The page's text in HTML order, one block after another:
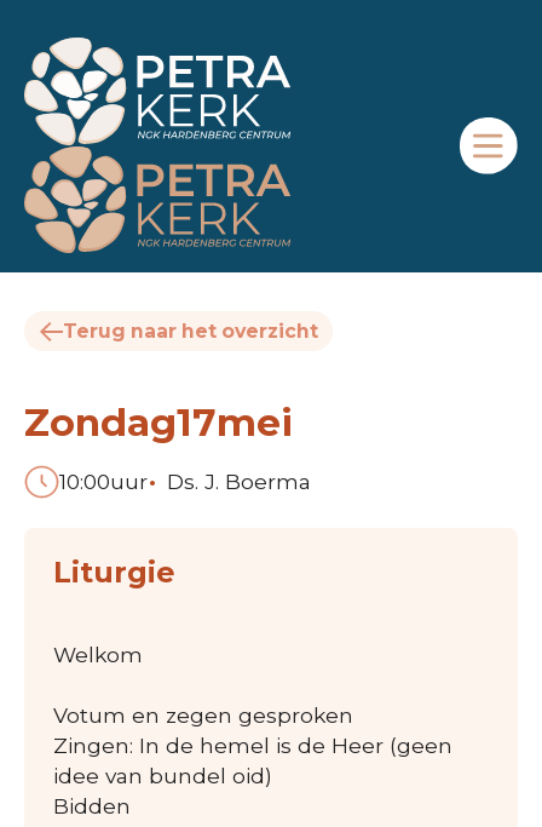
Terug naar het overzicht
Zondag17mei
10:00uur• Ds. J. Boerma
Liturgie
Welkom
Votum en zegen gesproken
Zingen: In de hemel is de Heer (geen
idee van bundel oid)
Bidden